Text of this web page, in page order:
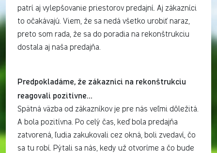
patrí aj vylepšovanie priestorov predajní. Aj zákazníci
to očakávajú. Viem, že sa nedá všetko urobiť naraz,
preto som rada, že sa do poradia na rekonštrukciu
dostala aj naša predajňa.
Predpokladáme, že zákazníci na rekonštrukciu
reagovali pozitívne...
Spätná väzba od zákazníkov je pre nás veľmi dôležitá.
A bola pozitívna. Po celý čas, keď bola predajňa
zatvorená, ľudia zakukovali cez okná, boli zvedaví, čo
sa tu robí. Pýtali sa nás, kedy už otvoríme a čo bude